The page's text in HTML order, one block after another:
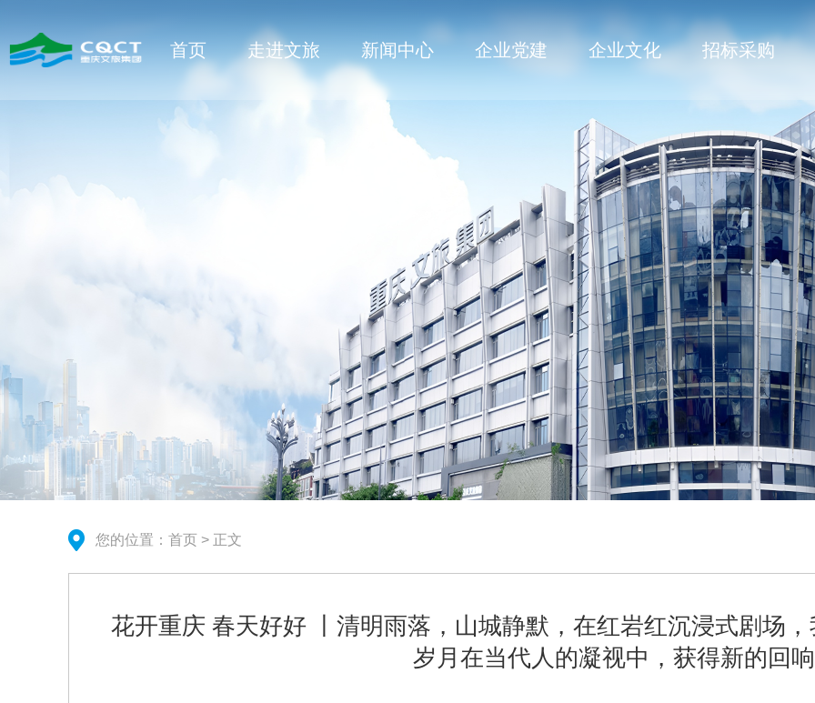
首页 走进文旅 新闻中心 企业党建 企业文化 招标采购
您的位置： 首页 > 正文
花开重庆 春天好好 丨清明雨落，山城静默，在红岩红沉浸式剧场
岁月在当代人的凝视中，获得新的回响